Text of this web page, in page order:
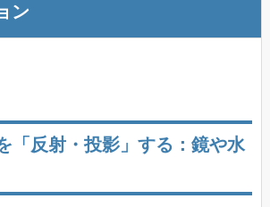
ン
「反射・投影」する：鏡や水